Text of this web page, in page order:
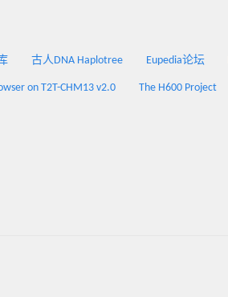
古人DNA Haplotree Eupedia论坛
on T2T-CHM13 v2.0 The H600 Project